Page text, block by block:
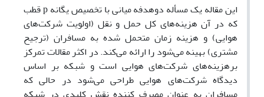
این مقاله یک مسأله دوهدفه میانی با تخصیص یگانهpقطب
که در آن هزینه‌های کل حمل‌ و نقل (اولویت شرکت‌های
هوایی) و هزینه زمان متحمل شده به مسافران (ترجیح
مشتری) بهینه می‌شود را ارائه می‌کند. در اکثر مقالات تمرکز
برهزینه‌های شرکت‌های هوایی است و شبکه بر اساس
دیدگاه شرکت‌های هوایی طراحی می‌شود در حالی که